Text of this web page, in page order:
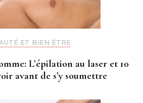
ET BIEN ÊTRE
L’épilation au laser et 10
avant de s’y soumettre